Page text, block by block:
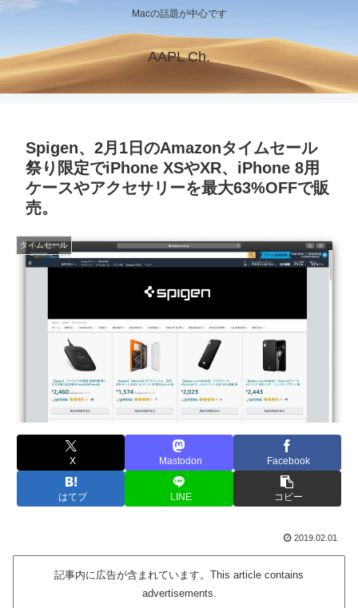
Macの話題が中心です
AAPL Ch.
Spigen、2月1日のAmazonタイムセール
祭り限定でiPhone XSやXR、iPhone 8用
ケースやアクセサリーを最大63%OFFで販
売。
タイムセール
X Mastodon Facebook
はてブ LINE コピー
2019.02.01
記事内に広告が含まれています。This article contains
advertisements.